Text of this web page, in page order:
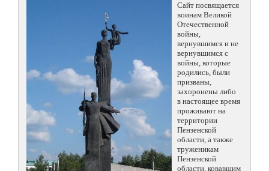
Сайт посвящается
воинам Великой
Отечественной
войны,
вернувшимся и не
вернувшимся с
войны, которые
родились, были
призваны,
захоронены либо
в настоящее время
проживают на
территории
Пензенской
области, а также
труженикам
Пензенской
области, ковавшим